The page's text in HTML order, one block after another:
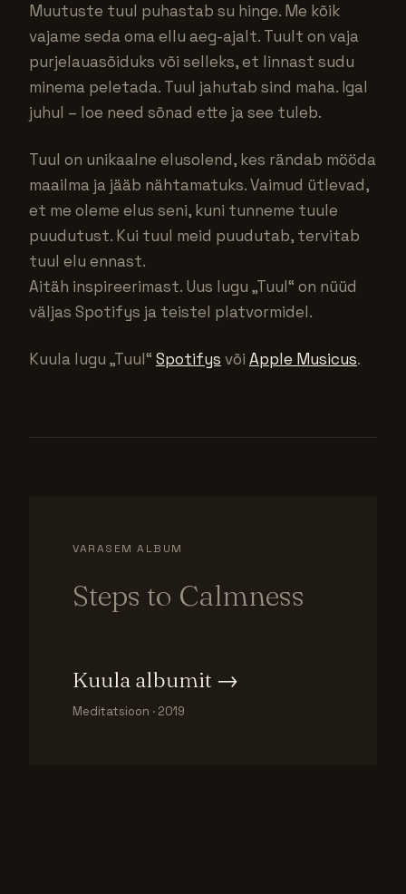
Muutuste tuul puhastab su hinge. Me kõik
vajame seda oma ellu aeg-ajalt. Tuult on vaja
purjelauasõiduks või selleks, et linnast sudu
minema peletada. Tuul jahutab sind maha. Igal
juhul – loe need sõnad ette ja see tuleb.
Tuul on unikaalne elusolend, kes rändab mööda
maailma ja jääb nähtamatuks. Vaimud ütlevad,
et me oleme elus seni, kuni tunneme tuule
puudutust. Kui tuul meid puudutab, tervitab
tuul elu ennast.
Aitäh inspireerimast. Uus lugu „Tuul“ on nüüd
väljas Spotifys ja teistel platvormidel.
Kuula lugu „Tuul“ Spotifys või Apple Musicus.
VARASEM ALBUM
Steps to Calmness
Kuula albumit →
Meditatsioon · 2019